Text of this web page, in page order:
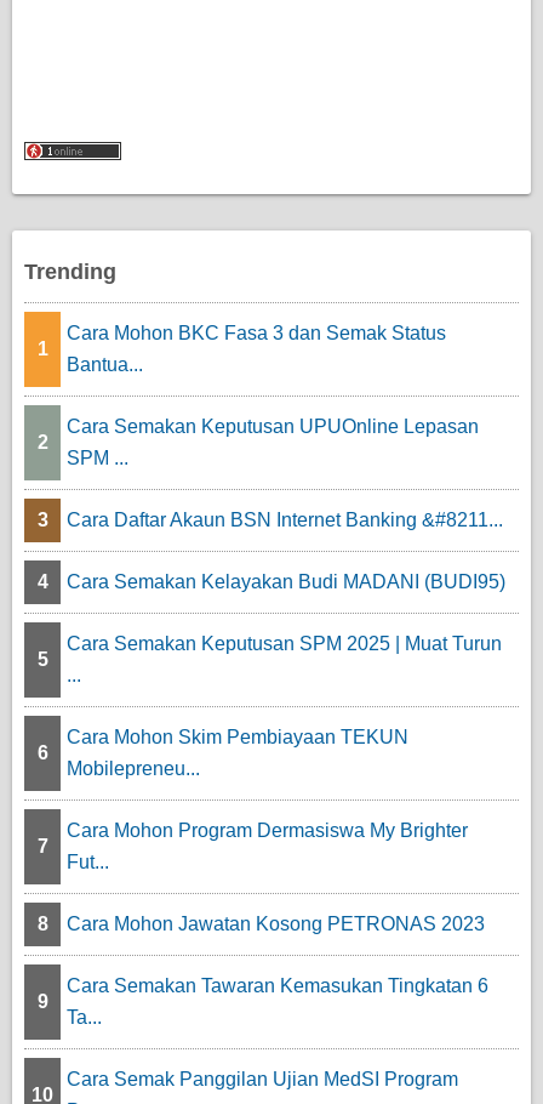
Trending
1
Cara Mohon BKC Fasa 3 dan Semak Status
Bantua...
2
Cara Semakan Keputusan UPUOnline Lepasan
SPM ...
3 Cara Daftar Akaun BSN Internet Banking &#8211...
4 Cara Semakan Kelayakan Budi MADANI (BUDI95)
5
Cara Semakan Keputusan SPM 2025 | Muat Turun
...
6
Cara Mohon Skim Pembiayaan TEKUN
Mobilepreneu...
7
Cara Mohon Program Dermasiswa My Brighter
Fut...
8 Cara Mohon Jawatan Kosong PETRONAS 2023
9
Cara Semakan Tawaran Kemasukan Tingkatan 6
Ta...
10
Cara Semak Panggilan Ujian MedSI Program